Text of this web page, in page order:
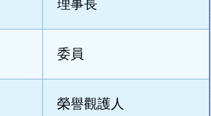
理事長
委員
榮譽觀護人